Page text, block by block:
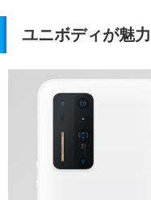
ユニボディが魅